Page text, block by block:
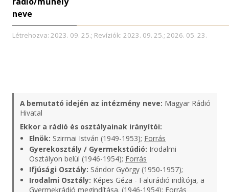
neve
Létrehozva: 2023. 09. 25.; Revíziók: 2023. 09. 25.; 2026. 05. 23.
A bemutató idején az intézmény neve: Magyar Rádió
Hivatal
Ekkor a rádió és osztályainak irányítói:
Elnök: Szirmai István (1949-1953); Forrás
Gyerekosztály / Gyermekstúdió: Irodalmi
Osztályon belül (1946-1954); Forrás
Ifjúsági Osztály: Sándor György (1950-1957);
Irodalmi Osztály: Képes Géza - Falurádió indítója, a
Gyermekrádió megindítása. (1946-1954); Forrás